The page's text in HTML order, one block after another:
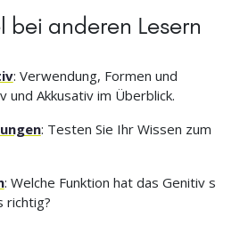
bei anderen Lesern
: Verwendung, Formen und
und Akkusativ im Überblick.
: Testen Sie Ihr Wissen zum
: Welche Funktion hat das Genitiv s
richtig?